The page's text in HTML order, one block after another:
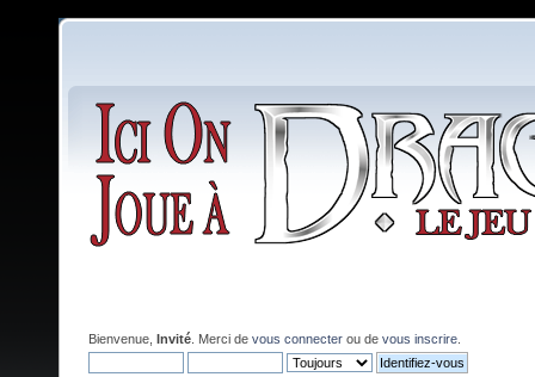
Bienvenue, Invité . Merci de vous connecter ou de vous inscrire